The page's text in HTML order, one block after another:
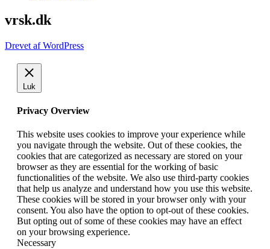
vrsk.dk
Drevet af WordPress
Luk
Privacy Overview
This website uses cookies to improve your experience while
you navigate through the website. Out of these cookies, the
cookies that are categorized as necessary are stored on your
browser as they are essential for the working of basic
functionalities of the website. We also use third-party cookies
that help us analyze and understand how you use this website.
These cookies will be stored in your browser only with your
consent. You also have the option to opt-out of these cookies.
But opting out of some of these cookies may have an effect
on your browsing experience.
Necessary